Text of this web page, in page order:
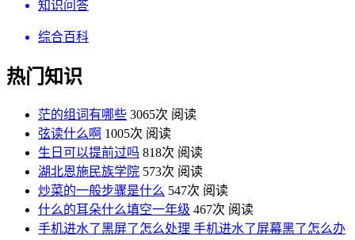
知识问答
综合百科
热门知识
茫的组词有哪些 3065次 阅读
弦读什么啊 1005次 阅读
生日可以提前过吗 818次 阅读
湖北恩施民族学院 573次 阅读
炒菜的一般步骤是什么 547次 阅读
什么的耳朵什么填空一年级 467次 阅读
手机进水了黑屏了怎么处理 手机进水了屏幕黑了怎么办